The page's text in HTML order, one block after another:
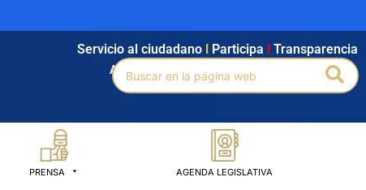
Agendamiento Intranet Búsqueda avanzada
Servicio al ciudadano Participa Transparencia
Buscar
por:
PRENSA AGENDA LEGISLATIVA